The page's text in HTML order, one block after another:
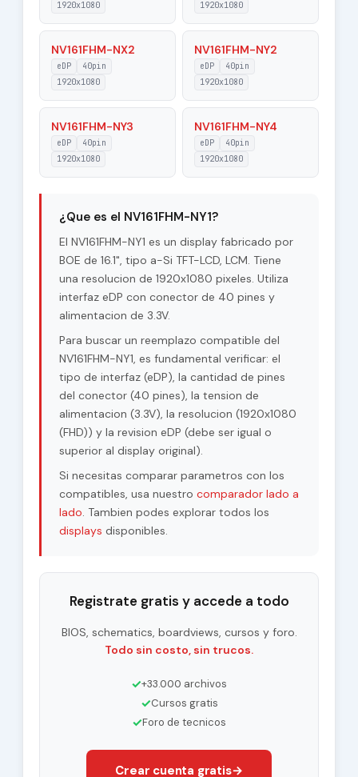
Panel Type a-Si TFT-LCD, LCM
Resolution
FHD 137PPI
355.392(W)×199.908(H)
mm
Environment
Operating Temp.: 0 ~ 50
°C ; Storage Temp.: -20 ~
Designed For Laptop
Light Source
11S6P WLED , 15K hours ,
With LED Driver
Storage Temp.: -20 ~ 60
°C Operating Temp.: 0 ~
50 °C
Outline Dim.
361.9(W)×222.16(H)×3.2(D)
mm
Pixel Format RGB Vertical Stripe
Response Time 13 (Typ.)(Tr+Td) ms
Support Color
Viewing Angle
Contrast Ratio 1200 : 1 (Typ.) (TM)
eDP (4 Lanes) , eDP1.4 ,
HBR2 (5.4G/lane) , 40 pins
ADS, Normally Black,
Transmissive
View Direction
1920x1080
1920x1080
NV161FHM-NX2
eDP
40pin
1920x1080
NV161FHM-NY2
eDP
40pin
1920x1080
NV161FHM-NY3
eDP
40pin
1920x1080
NV161FHM-NY4
eDP
40pin
1920x1080
¿Que es el NV161FHM-NY1?
El NV161FHM-NY1 es un display fabricado por
BOE de 16.1", tipo a-Si TFT-LCD, LCM. Tiene
una resolucion de 1920x1080 pixeles. Utiliza
interfaz eDP con conector de 40 pines y
alimentacion de 3.3V.
Para buscar un reemplazo compatible del
NV161FHM-NY1, es fundamental verificar: el
tipo de interfaz (eDP), la cantidad de pines
del conector (40 pines), la tension de
alimentacion (3.3V), la resolucion (1920x1080
(FHD)) y la revision eDP (debe ser igual o
superior al display original).
Si necesitas comparar parametros con los
compatibles, usa nuestro comparador lado a
lado. Tambien podes explorar todos los
displays disponibles.
Registrate gratis y accede a todo
BIOS, schematics, boardviews, cursos y foro.
Todo sin costo, sin trucos.
✓+33.000 archivos
✓Cursos gratis
✓Foro de tecnicos
Crear cuenta gratis→